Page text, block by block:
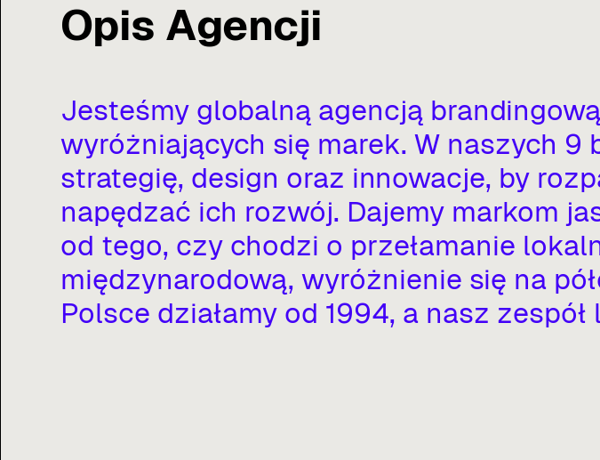
Opis Agencji
Jesteśmy globalną agencją brandingową
wyróżniających się marek. W naszych 9
strategię, design oraz innowacje, by
napędzać ich rozwój. Dajemy markom
od tego, czy chodzi o przełamanie
międzynarodową, wyróżnienie się na
Polsce działamy od 1994, a nasz zespół